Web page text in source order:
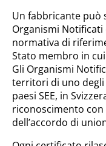
Un fabbricante può
Organismi Notificati
normativa di
Stato membro in
Gli Organismi
territori di uno degli
paesi SEE, in
riconoscimento con
dell’accordo di